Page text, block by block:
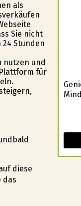
als
Sie nicht
Stunden
nutzen und
für
diese
das